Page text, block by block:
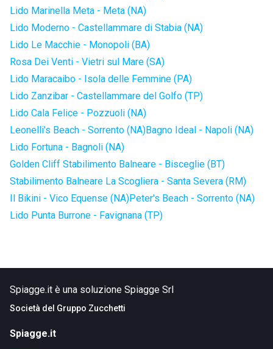
Lido Marinella Meta - Meta (NA)
Lido Moderno - Castellammare di Stabia (NA)
Lido Le Macchie - Monopoli (BA)
Rosa Dei Venti - Vietri sul Mare (SA)
Lido Maracaibo - Isola delle Femmine (PA)
Lido Zanzibar - Castellammare del Golfo (TP)
Lido Cala Felice - Pozzuoli (NA)
Leonelli's Beach - Sorrento (NA)Bagno Ideal - Napoli (NA)
Lido Fortuna - Bagnoli (NA)
Golden Cliff Stabilimento Balneare - Bisceglie (BT)
Stabilimento Balneare La Scogliera - Santa Severa (RM)
Il Bikini - Vico Equense (NA)Peter's Beach - Sorrento (NA)
Lido Punta Burrone - Favignana (TP)
Spiagge.it è una soluzione Spiagge Srl
Società del Gruppo Zucchetti
Spiagge.it